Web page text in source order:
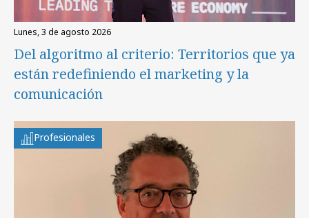
lunes, 3 de agosto 2026
Del algoritmo al criterio: Territorios que ya
están redefiniendo el marketing y la
comunicación
Profesionales